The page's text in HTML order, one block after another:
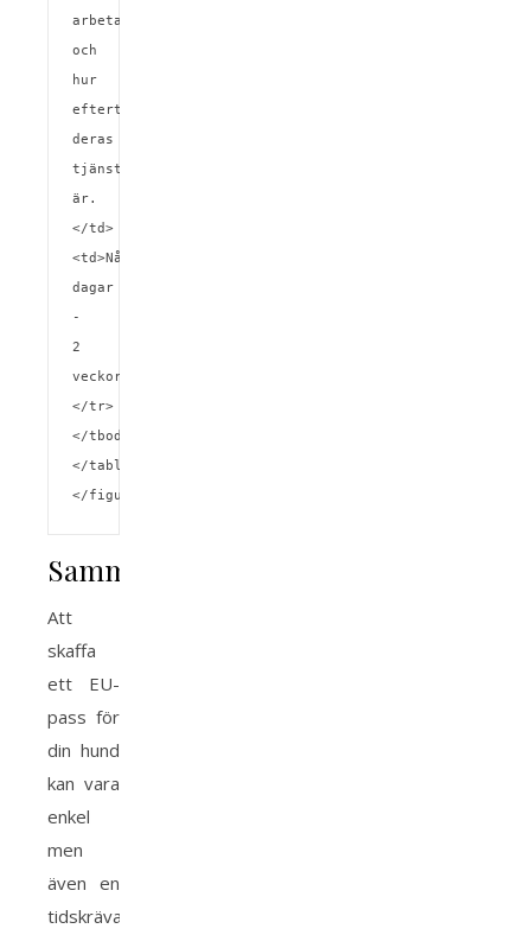
arbetar
och
hur
eftertraktade
deras
tjänster
är.
</td>
<td>Några
dagar
-
2
veckor</td>
</tr>
</tbody>
</table>
</figure>
Sammanfattning
Att
skaffa
ett EU-
pass för
din hund
kan vara
enkel
men
även en
tidskrävande